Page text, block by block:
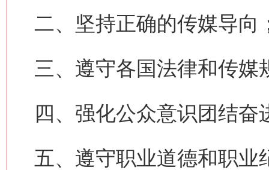
二、坚持正确的传媒导向
三、遵守各国法律和传媒
四、强化公众意识团结奋
五、遵守职业道德和职业